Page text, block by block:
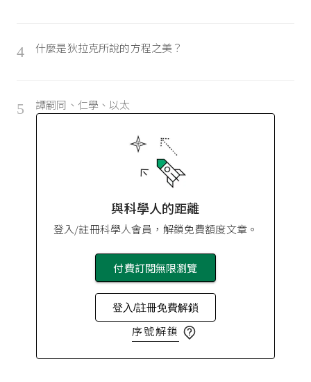
4 什麼是狄拉克所說的方程之美？
5 譚嗣同、仁學、以太
與科學人的距離
登入/註冊科學人會員，解鎖免費額度文章。
付費訂閱無限瀏覽
登入/註冊免費解鎖
序號解鎖